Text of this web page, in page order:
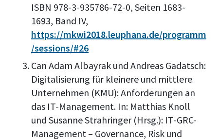
ISBN 978-3-935786-72-0, Seiten 1683-
1693, Band IV,
https://mkwi2018.leuphana.de/programm
/sessions/#26
Can Adam Albayrak und Andreas Gadatsch:
Digitalisierung für kleinere und mittlere
Unternehmen (KMU): Anforderungen an
das IT-Management. In: Matthias Knoll
und Susanne Strahringer (Hrsg.): IT-GRC-
Management – Governance, Risk und